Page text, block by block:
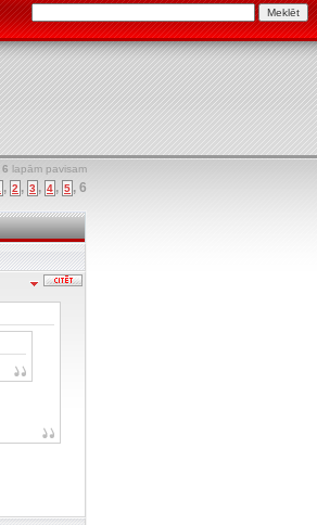
6 lapām pavisam
, 2 , 3 , 4 , 5 , 6